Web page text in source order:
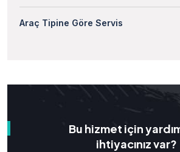
Araç Tipine Göre Servis
Bu hizmet için
ihtiyacınız var?